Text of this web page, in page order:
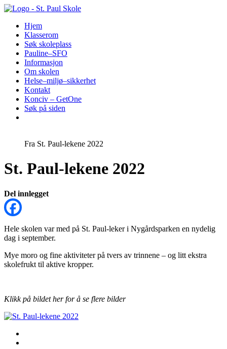
Hopp
innholdHjem
Klasserom
Søk skoleplass
Pauline–SFO
Informasjon
Om skolen
Helse–miljø–sikkerhet
Kontakt
Konciv – GetOne
Søk på siden
Fra St. Paul-lekene 2022
St. Paul-lekene 2022
Del innlegget
Hele skolen var med på St. Paul-leker i Nygårdsparken en nydelig
dag i september.
Mye moro og fine aktiviteter på tvers av trinnene – og litt ekstra
skolefrukt til aktive kropper.
Klikk på bildet her for å se flere bilder